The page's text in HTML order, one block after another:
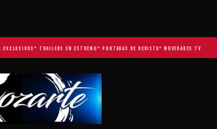
* TRAILERS EN ESTRENO * PORTADAS DE REVISTA* NOVEDADES TV